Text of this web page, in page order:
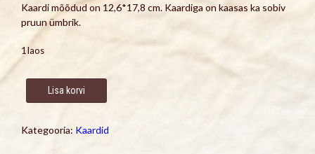
Kaardi mõõdud on 12,6*17,8 cm. Kaardiga on kaasas ka sobiv
pruun ümbrik.
1 laos
Õnnitluskaart
kogus
Lisa korvi
Kategooria: Kaardid